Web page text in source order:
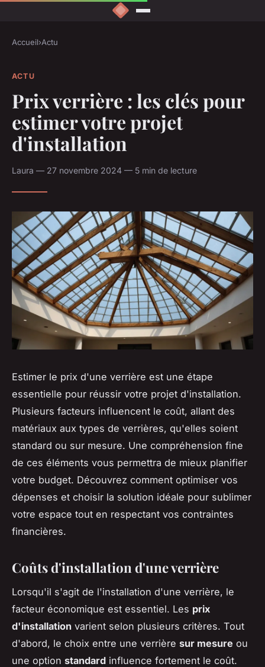
Accueil›Actu
ACTU
Prix verrière : les clés pour
estimer votre projet
d'installation
Laura — 27 novembre 2024 — 5 min de lecture
Estimer le prix d'une verrière est une étape
essentielle pour réussir votre projet d'installation.
Plusieurs facteurs influencent le coût, allant des
matériaux aux types de verrières, qu'elles soient
standard ou sur mesure. Une compréhension fine
de ces éléments vous permettra de mieux planifier
votre budget. Découvrez comment optimiser vos
dépenses et choisir la solution idéale pour sublimer
votre espace tout en respectant vos contraintes
financières.
Coûts d'installation d'une verrière
Lorsqu'il s'agit de l'installation d'une verrière, le
facteur économique est essentiel. Les prix
d'installation varient selon plusieurs critères. Tout
d'abord, le choix entre une verrière sur mesure ou
une option standard influence fortement le coût.